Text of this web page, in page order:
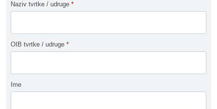
Naziv tvrtke / udruge *
OIB tvrtke / udruge *
Ime